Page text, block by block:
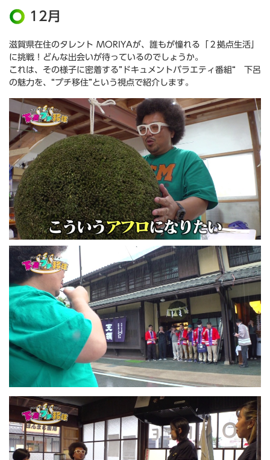
12月
滋賀県在住のタレント MORIYAが、誰もが憧れる「２拠点生活」
に挑戦！どんな出会いが待っているのでしょうか。
これは、その様子に密着する”ドキュメントバラエティ番組“ 下呂
の魅力を、“プチ移住”という視点で紹介します。